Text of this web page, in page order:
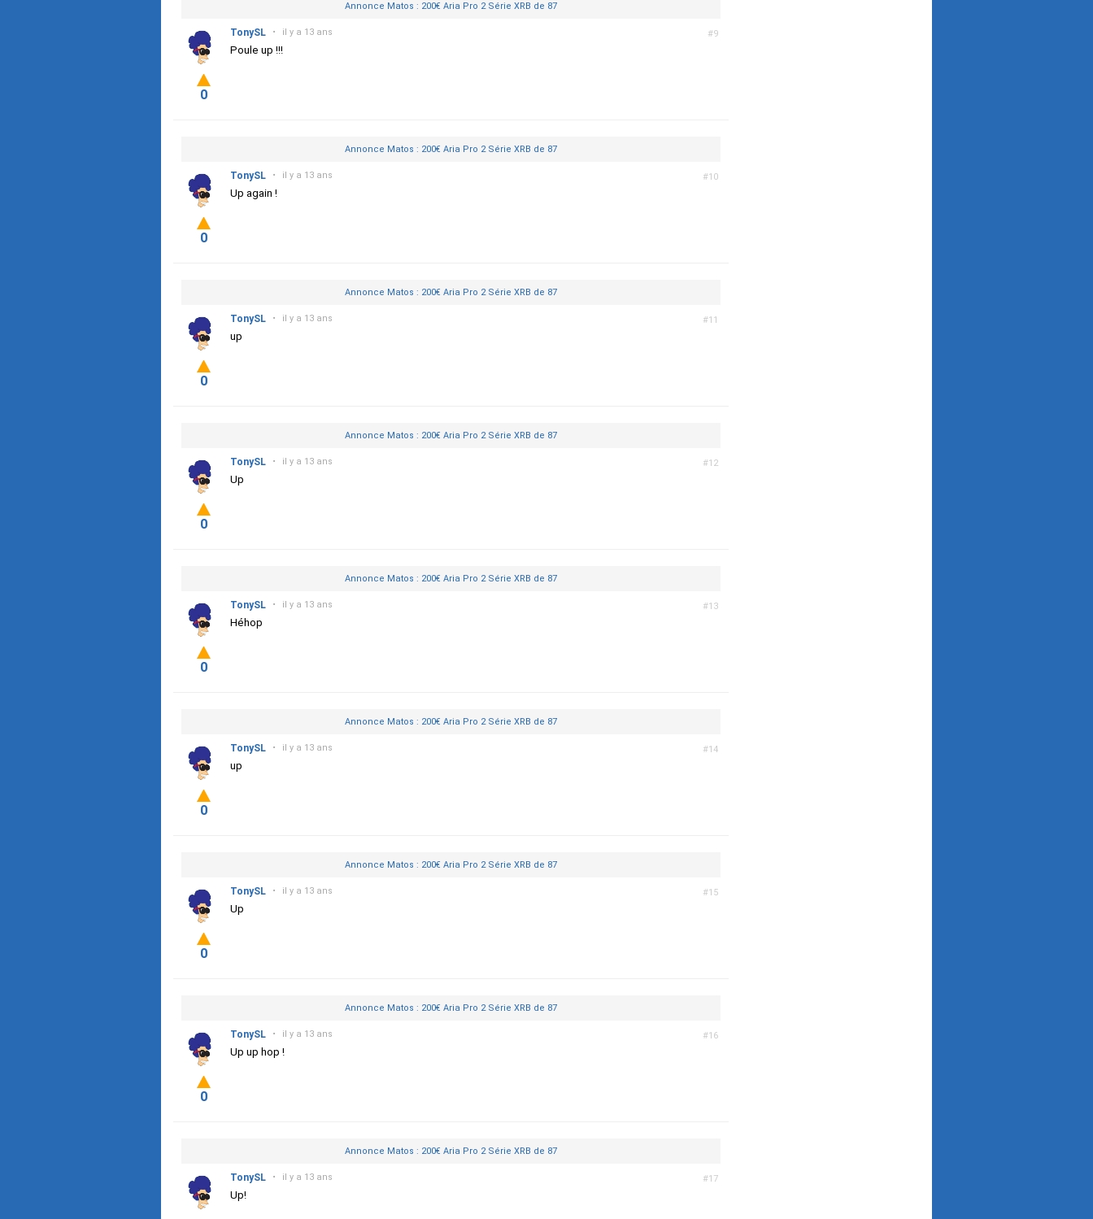
Annonce Matos : 200€ Aria Pro 2 Série XRB de 87
#9
TonySL • il y a 13 ans
Poule up !!!
0
Annonce Matos : 200€ Aria Pro 2 Série XRB de 87
#10
TonySL • il y a 13 ans
Up again !
0
Annonce Matos : 200€ Aria Pro 2 Série XRB de 87
#11
TonySL • il y a 13 ans
up
0
Annonce Matos : 200€ Aria Pro 2 Série XRB de 87
#12
TonySL • il y a 13 ans
Up
0
Annonce Matos : 200€ Aria Pro 2 Série XRB de 87
#13
TonySL • il y a 13 ans
Héhop
0
Annonce Matos : 200€ Aria Pro 2 Série XRB de 87
#14
TonySL • il y a 13 ans
up
0
Annonce Matos : 200€ Aria Pro 2 Série XRB de 87
#15
TonySL • il y a 13 ans
Up
0
Annonce Matos : 200€ Aria Pro 2 Série XRB de 87
#16
TonySL • il y a 13 ans
Up up hop !
0
Annonce Matos : 200€ Aria Pro 2 Série XRB de 87
#17
TonySL • il y a 13 ans
Up!